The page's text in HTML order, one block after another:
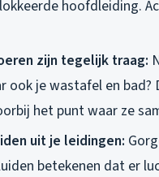
hoofdleiding.
zijn tegelijk traag:
ook je wastafel en bad?
het punt waar ze
uit je leidingen:
betekenen dat er